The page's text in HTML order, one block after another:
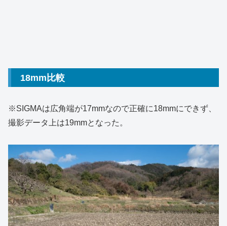
18mm比較
※SIGMAは広角端が17mmなので正確に18mmにできず、
撮影データ上は19mmとなった。